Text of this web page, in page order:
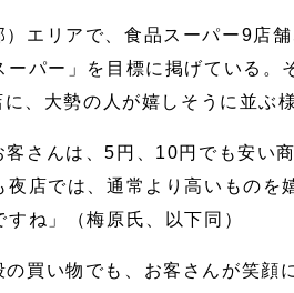
）エリアで、食品スーパー9店
ーパー」を目標に掲げている
に、大勢の人が嬉しそうに並ぶ
客さんは、5円、10円でも安
夜店では、通常より高いものを
ね」（梅原氏、以下同）
の買い物でも、お客さんが笑